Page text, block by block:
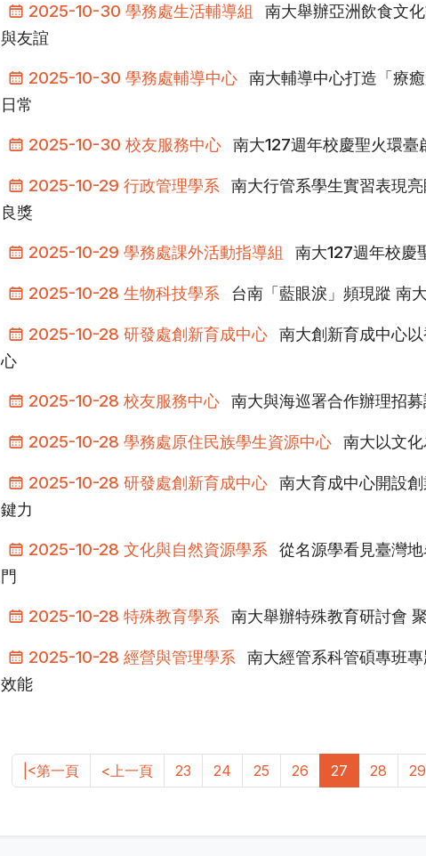
2025-10-30 學務處生活輔導組
南大舉辦亞洲飲食文
與友誼
2025-10-30 學務處輔導中心 南大輔導中心打造「療
日常
2025-10-30 校友服務中心 南大127週年校慶聖火環
2025-10-29 行政管理學系
南大行管系學生實習表現
良獎
2025-10-29 學務處課外活動指導組 南大127週年校慶
2025-10-28 生物科技學系 台南「藍眼淚」頻現蹤 南
2025-10-28 研發處創新育成中心 南大創新育成中心
心
2025-10-28 校友服務中心 南大與海巡署合作辦理招
2025-10-28 學務處原住民族學生資源中心 南大以文
2025-10-28 研發處創新育成中心 南大育成中心開設
鍵力
2025-10-28 文化與自然資源學系
從名源學看見臺灣
門
2025-10-28 特殊教育學系 南大舉辦特殊教育研討會
2025-10-28 經營與管理學系
南大經管系科管碩專班
效能
|<第一頁 <上一頁 23 24 25 26 27 28 29